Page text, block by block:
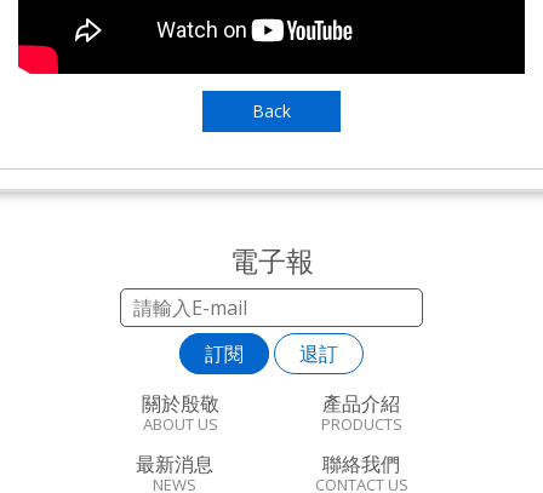
Back
關於殷敬
ABOUT US
產品介紹
PRODUCTS
最新消息
NEWS
聯絡我們
CONTACT US
電子報
訂閱 退訂